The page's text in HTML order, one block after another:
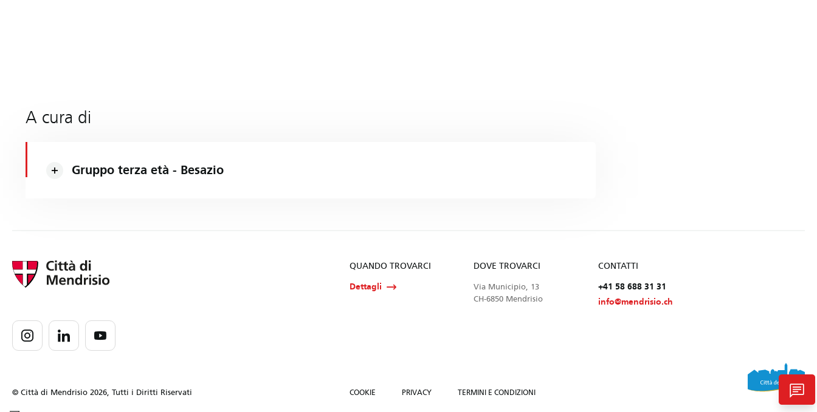
A cura di
Gruppo terza età - Besazio
QUANDO TROVARCI
Dettagli
CONTATTI
+41 58 688 31 31
info@mendrisio.ch
DOVE TROVARCI
Via Municipio, 13
CH-6850 Mendrisio
COOKIE PRIVACY TERMINI E CONDIZIONI
© Città di Mendrisio 2026, Tutti i Diritti Riservati chat